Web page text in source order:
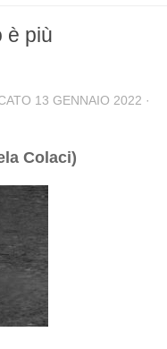
è più
13 GENNAIO 2022 ·
Colaci)